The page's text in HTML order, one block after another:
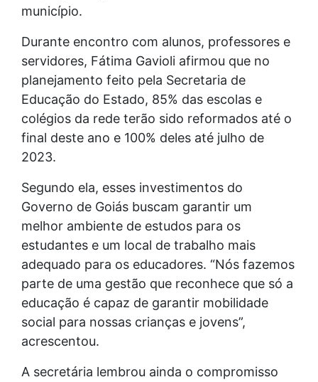
município.
Durante encontro com alunos, professores e
servidores, Fátima Gavioli afirmou que no
planejamento feito pela Secretaria de
Educação do Estado, 85% das escolas e
colégios da rede terão sido reformados até o
final deste ano e 100% deles até julho de
2023.
Segundo ela, esses investimentos do
Governo de Goiás buscam garantir um
melhor ambiente de estudos para os
estudantes e um local de trabalho mais
adequado para os educadores. “Nós fazemos
parte de uma gestão que reconhece que só a
educação é capaz de garantir mobilidade
social para nossas crianças e jovens”,
acrescentou.
A secretária lembrou ainda o compromisso